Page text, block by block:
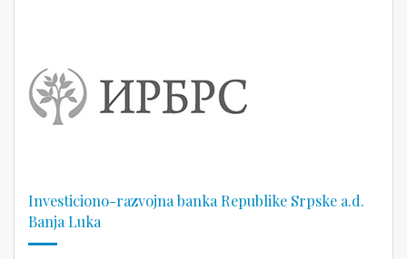
Investiciono-razvojna banka Republike Srpske a.d.
Banja Luka